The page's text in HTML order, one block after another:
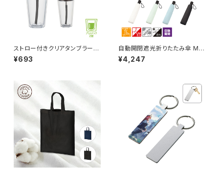
ストロー付きクリアタンブラー
MG
¥693
自動開閉遮光折りたたみ傘 MG
（スムーズ収納タイプ）
¥4,247